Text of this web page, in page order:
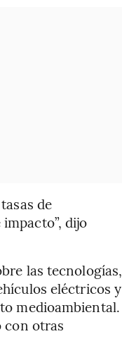
de
dijo
las tecnologías,
eléctricos y
medioambiental.
con otras